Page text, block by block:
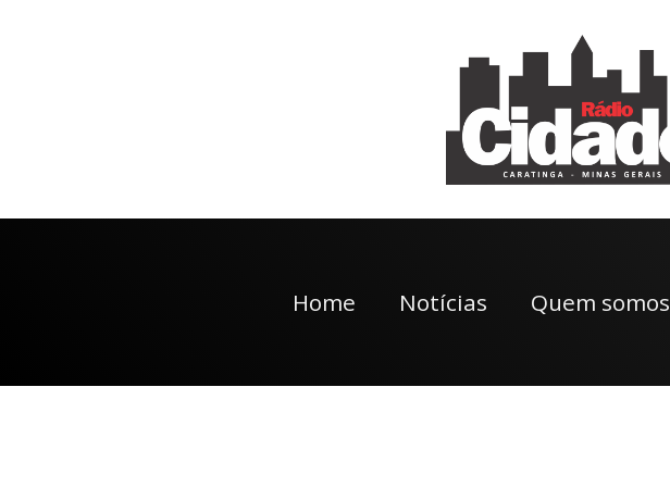
Home Notícias Quem somos